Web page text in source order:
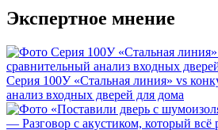
Экспертное мнение
Серия 100У «Стальная линия» vs
анализ входных дверей для дома